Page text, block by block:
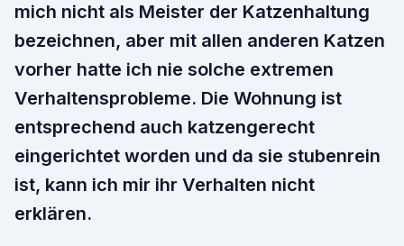
mich nicht als Meister der Katzenhaltung
bezeichnen, aber mit allen anderen Katzen
vorher hatte ich nie solche extremen
Verhaltensprobleme. Die Wohnung ist
entsprechend auch katzengerecht
eingerichtet worden und da sie stubenrein
ist, kann ich mir ihr Verhalten nicht
erklären.